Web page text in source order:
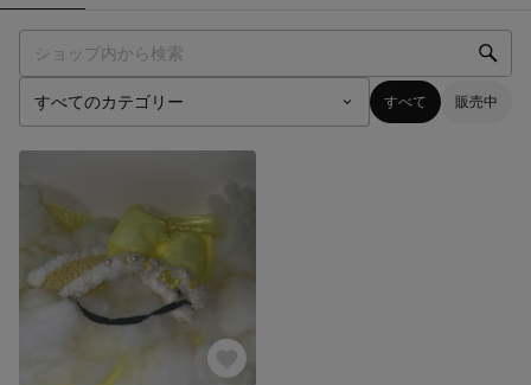
すべて 販売中